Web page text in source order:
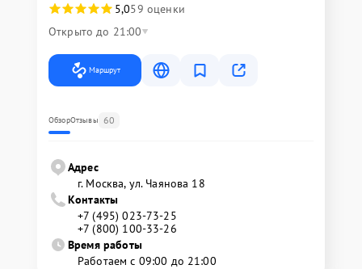
5,059 оценки
Открыто до 21:00
Маршрут
ОбзорОтзывы 60
Адрес
г. Москва, ул. Чаянова 18
Контакты
+7 (495) 023-73-25
+7 (800) 100-33-26
Время работы
Работаем с 09:00 до 21:00